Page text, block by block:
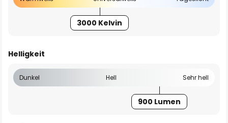
3000 Kelvin
Helligkeit
Dunkel Hell Sehr hell
900 Lumen